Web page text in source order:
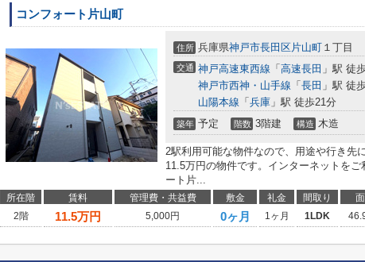
コンフォート片山町
住所 兵庫県神戸市長田区片山町 １丁目
交通 神戸高速東西線 「 高速長田 」駅 徒
神戸市西神・山手線 「 長田 」駅 徒
山陽本線 「 兵庫 」駅 徒歩21分
築年 予定 階数 3階建 構造 木造
2駅利用可能な物件なので、用途や行き先
11.5万円の物件です。インターネットを
ート片...
所在階 賃料 管理費・共益費 敷金 礼金 間取り
2階
11.5万円 5,000円 0ヶ月 1ヶ月 1LDK